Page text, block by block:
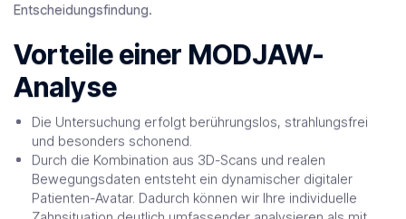
Entscheidungsfindung.
Vorteile einer MODJAW-
Analyse
Die Untersuchung erfolgt berührungslos, strahlungsfrei
und besonders schonend.
Durch die Kombination aus 3D-Scans und realen
Bewegungsdaten entsteht ein dynamischer digitaler
Patienten-Avatar. Dadurch können wir Ihre individuelle